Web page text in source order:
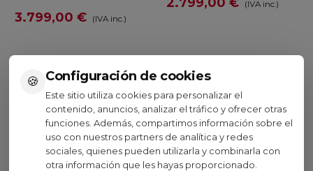
🍪 Configuración de cookies
Este sitio utiliza cookies para personalizar el
contenido, anuncios, analizar el tráfico y ofrecer otras
funciones. Además, compartimos información sobre el
uso con nuestros partners de analítica y redes
sociales, quienes pueden utilizarla y combinarla con
otra información que les hayas proporcionado.
3.799,00 € (IVA inc.)
Ver opciones
2.799,00 € (IVA inc.)
Ver opciones